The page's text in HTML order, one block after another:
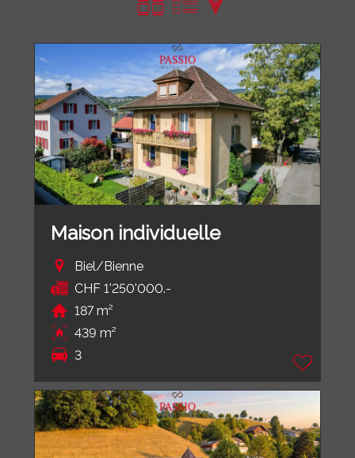
Maison individuelle
Biel/Bienne
CHF 1'250'000.-
187 m²
439 m²
3